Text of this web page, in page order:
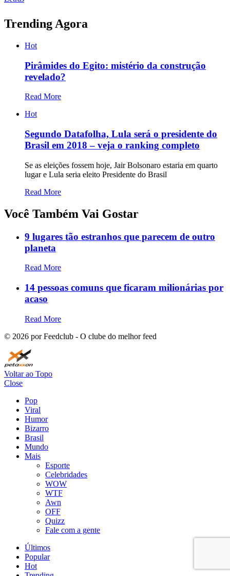
Trending Agora
Hot
Pirâmides do Egito: mistério da construção
revelado?
Read More
Hot
Segundo Datafolha, Lula será o presidente do
Brasil em 2018 – veja o ranking completo
Se as eleições fossem hoje, Jair Bolsonaro estaria em quarto
lugar e Lula seria eleito Presidente do Brasil
Read More
Você Também Vai Gostar
9 lugares tão estranhos que parecem de outro
planeta
Read More
14 pessoas comuns que ficaram milionárias por
acaso
Read More
© 2026 por Feedclub - O clube do melhor feed
Voltar ao Topo
Close
Pop
Viral
Humor
Bizarro
Brasil
Mundo
Mais
Esporte
Celebridades
WOW
WTF
Awn
OFF
Quizz
Fale com a gente
Últimos
Popular
Hot